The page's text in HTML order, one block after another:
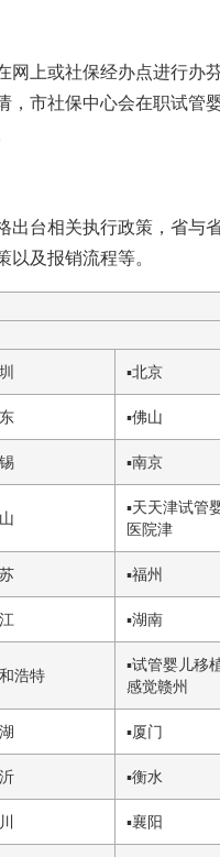
网上或社保经办点进行办
，市社保中心会在职试管
出台相关执行政策，省与
及报销流程等。
▪北京
▪佛山
▪南京
▪天天津试管
医院津
▪福州
▪湖南
浩特
▪试管婴儿移
感觉赣州
▪厦门
▪衡水
▪襄阳